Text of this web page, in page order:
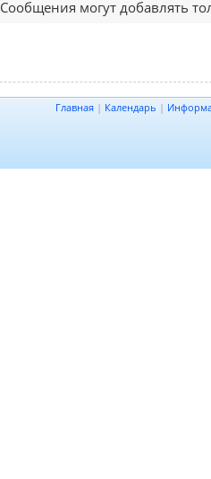
Сообщения могут добавлять
Главная | Календарь |